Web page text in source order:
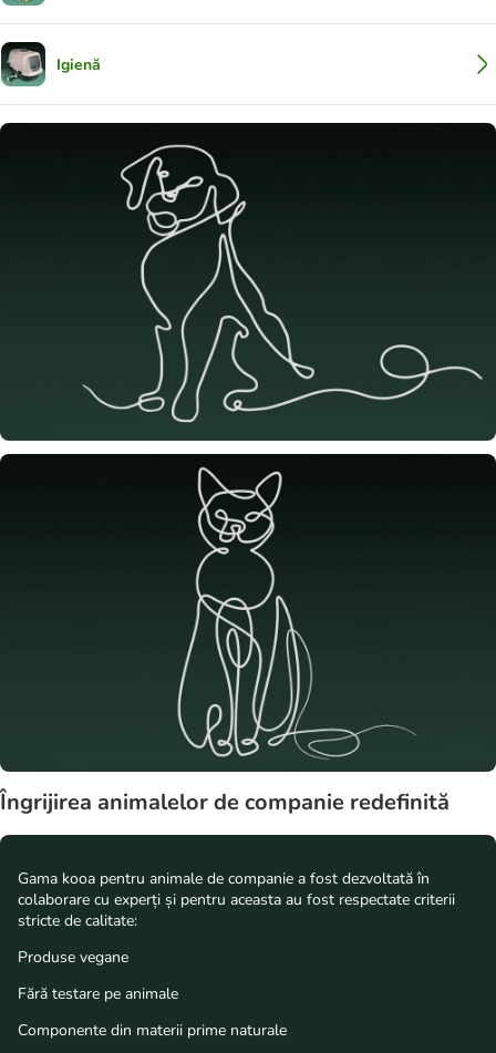
Igienă
Îngrijirea animalelor de companie redefinită
Gama kooa pentru animale de companie a fost dezvoltată în
colaborare cu experți și pentru aceasta au fost respectate criterii
stricte de calitate:
Produse vegane
Fără testare pe animale
Componente din materii prime naturale